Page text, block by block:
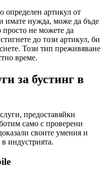
определен артикул от
имате нужда, може да бъде
просто не можете да
до този артикул, би
Този тип преживяване
време.
за бустинг в
предоставяйки
само с проверени
своите умения и
индустрията.